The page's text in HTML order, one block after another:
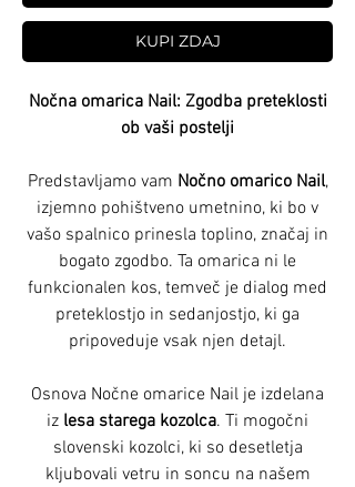
KUPI ZDAJ
Nočna omarica Nail: Zgodba preteklosti
ob vaši postelji
Predstavljamo vam Nočno omarico Nail,
izjemno pohištveno umetnino, ki bo v
vašo spalnico prinesla toplino, značaj in
bogato zgodbo. Ta omarica ni le
funkcionalen kos, temveč je dialog med
preteklostjo in sedanjostjo, ki ga
pripoveduje vsak njen detajl.
Osnova Nočne omarice Nail je izdelana
iz lesa starega kozolca. Ti mogočni
slovenski kozolci, ki so desetletja
kljubovali vetru in soncu na našem